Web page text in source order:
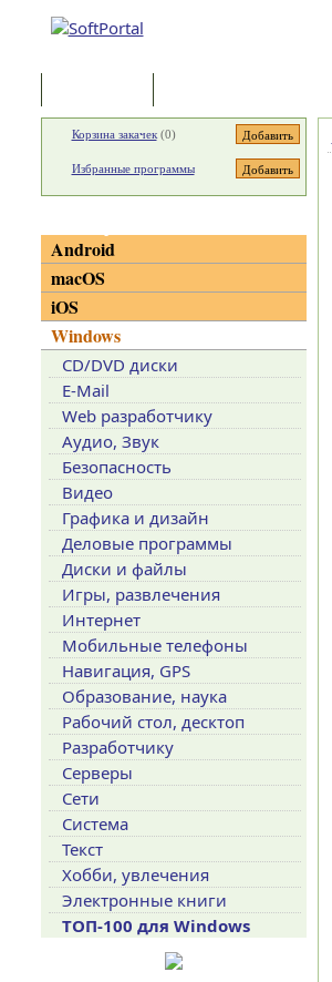
Корзина закачек(0)
Избранные программы
Android
macOS
iOS
Windows
CD/DVD диски
E-Mail
Web разработчику
Аудио, Звук
Безопасность
Видео
Графика и дизайн
Деловые программы
Диски и файлы
Игры, развлечения
Интернет
Мобильные телефоны
Навигация, GPS
Образование, наука
Рабочий стол, десктоп
Разработчику
Серверы
Сети
Система
Текст
Хобби, увлечения
Электронные книги
ТОП-100 для Windows